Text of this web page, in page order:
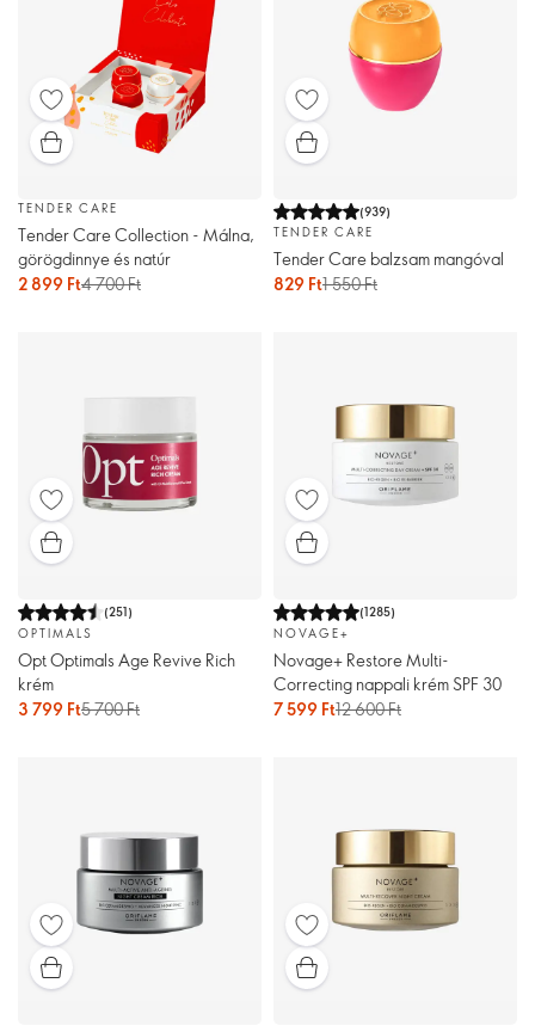
TENDER CARE
Tender Care Collection - Málna,
görögdinnye és natúr
2 899 Ft4 700 Ft
(939)
TENDER CARE
Tender Care balzsam mangóval
829 Ft1 550 Ft
(251)
OPTIMALS
Opt Optimals Age Revive Rich
krém
3 799 Ft5 700 Ft
(1285)
NOVAGE+
Novage+ Restore Multi-
Correcting nappali krém SPF 30
7 599 Ft12 600 Ft